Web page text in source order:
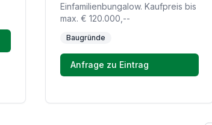
Einfamilienbungalow. Kaufpreis bis
max. € 120.000,--
Baugründe
Anfrage zu Eintrag